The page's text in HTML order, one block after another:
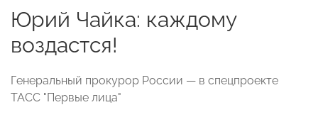
Юрий Чайка: каждому
воздастся!
Генеральный прокурор России — в спецпроекте
ТАСС "Первые лица"